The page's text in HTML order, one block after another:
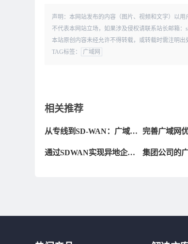
声明：本网站发布的内容（图片、视频和文字）以
不代表本网站立场，如果涉及侵权请联系站长邮箱：
本站原创内容未经允许不得转载，或转载时需注明出
TAG标签：
广域网
相关推荐
从专线到SD-WAN：广域网
完善广域网
通过SDWAN实现异地企业
集团公司的